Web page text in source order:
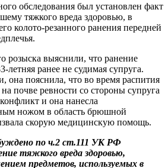
обследования был установлен факт
тяжкого вреда здоровью, в
колото-резанного ранения передней
розыска выяснили, что ранение
летняя ранее не судимая супруга.
она пояснила, что во время распития
почве ревности со стороны супруга
и она нанесла
ножом в область брюшной
скорую медицинскую помощь.
по ч.2 ст.111 УК РФ
тяжкого вреда здоровью,
предметов, используемых в